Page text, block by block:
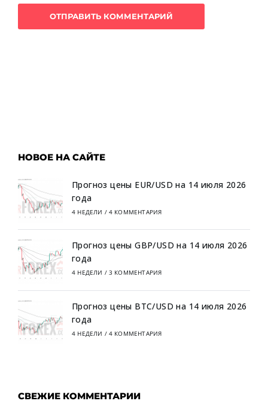
НОВОЕ НА САЙТЕ
Прогноз цены EUR/USD на 14 июля 2026
года
4 НЕДЕЛИ / 4 КОММЕНТАРИЯ
Прогноз цены GBP/USD на 14 июля 2026
года
4 НЕДЕЛИ / 3 КОММЕНТАРИЯ
Прогноз цены BTC/USD на 14 июля 2026
года
4 НЕДЕЛИ / 4 КОММЕНТАРИЯ
СВЕЖИЕ КОММЕНТАРИИ